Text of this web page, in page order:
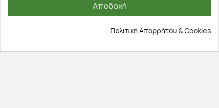
Σχετικά με εμάς
Αποδοχή
Πολιτική Απορρήτου & Cookies